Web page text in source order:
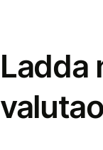
Ladda